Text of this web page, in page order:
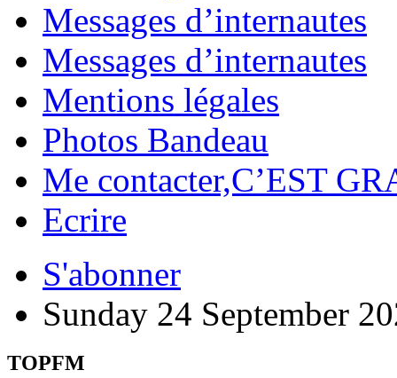
Messages d’internautes
Messages d’internautes
Mentions légales
Photos Bandeau
Me contacter,C’EST
Ecrire
S'abonner
Sunday 24 September
TOPFM